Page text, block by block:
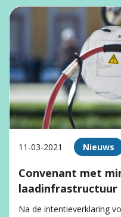
11-03-2021 Nieuws
Convenant met
laadinfrastructuur
Na de intentieverklaring